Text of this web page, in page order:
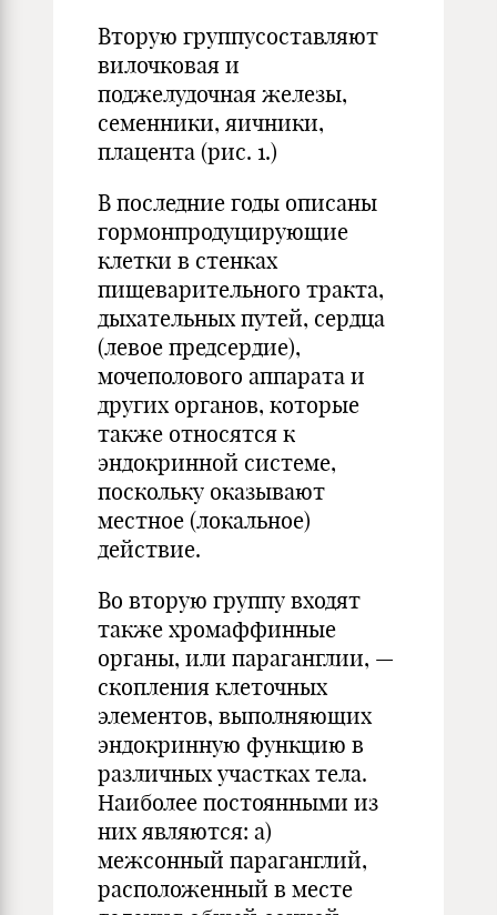
Вторую группусоставляют
вилочковая и
поджелудочная железы,
семенники, яичники,
плацента (рис. 1.)
В последние годы описаны
гормонпродуцирующие
клетки в стенках
пищеварительного тракта,
дыхательных путей, сердца
(левое предсердие),
мочеполового аппарата и
других органов, которые
также относятся к
эндокринной системе,
поскольку оказывают
местное (локальное)
действие.
Во вторую группу входят
также хромаффинные
органы, или параганглии, —
скопления клеточных
элементов, выполняющих
эндокринную функцию в
различных участках тела.
Наиболее постоянными из
них являются: а)
межсонный параганглий,
расположенный в месте